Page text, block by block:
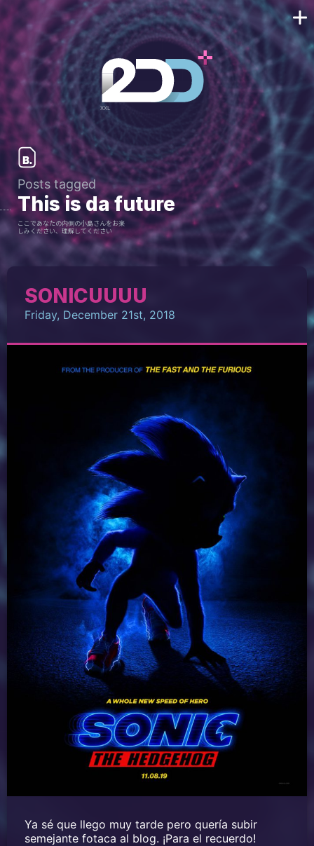
Posts tagged
This is da future
ここであなたの内側の小島さんをお楽
しみください、理解してください
SONICUUUU
Friday, December 21st, 2018
Ya sé que llego muy tarde pero quería subir
semejante fotaca al blog. ¡Para el recuerdo!